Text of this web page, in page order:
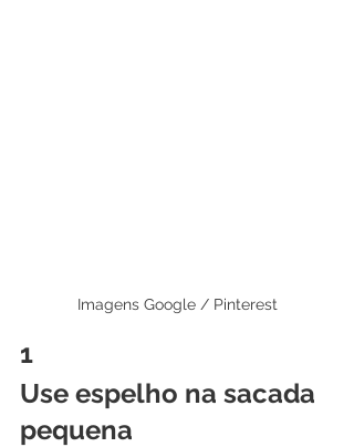
Imagens Google / Pinterest
1
Use espelho na sacada
pequena